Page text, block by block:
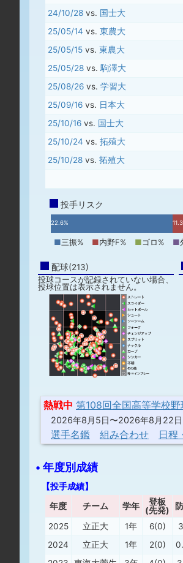
24/10/28 vs. 国士大
25/05/14 vs. 東農大
25/05/15 vs. 東農大
25/05/28 vs. 駒澤大
25/08/26 vs. 学習大
25/09/16 vs. 日本大
25/10/16 vs. 国士大
25/10/24 vs. 拓殖大
25/10/28 vs. 拓殖大
投手リスク
22.6%
■三振% ■内野F% ■ゴロ% ■
配球(213)
投球コースが記録されていない場合、
投球位置は表示されません。
熱戦中 第108回全国高等学校
2026年8月5日〜2026年8月22日
選手名鑑 組み合わせ 日程
• 年度別成績
【投手成績】
年度 チーム 学年
登板
(先発)
2025 立正大 1年 6(0)
2024
立正大 1年 2(0)